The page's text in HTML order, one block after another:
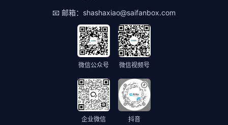
📧 邮箱： shashaxiao@saifanbox.com
微信公众号 微信视频号
企业微信 抖音